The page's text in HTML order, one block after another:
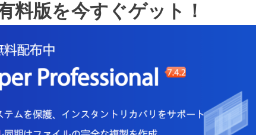
料版を今すぐゲット！